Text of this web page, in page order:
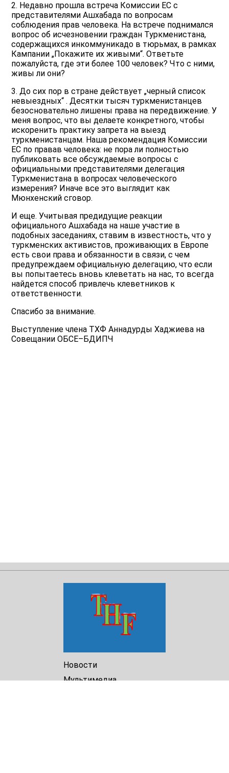
2. Недавно прошла встреча Комиссии ЕС с
представителями Ашхабада по вопросам
соблюдения прав человека. На встрече поднимался
вопрос об исчезновении граждан Туркменистана,
содержащихся инкоммуникадо в тюрьмах, в рамках
Кампании „Покажите их живыми“. Ответьте
пожалуйста, где эти более 100 человек? Что с ними,
живы ли они?
3. До сих пор в стране действует „черный список
невыездных“ . Десятки тысяч туркменистанцев
безосновательно лишены права на передвижение. У
меня вопрос, что вы делаете конкретного, чтобы
искоренить практику запрета на выезд
туркменистанцам. Наша рекомендация Комиссии
ЕС по правав человека: не пора ли полностью
публиковать все обсуждаемые вопросы с
официальными представителями делегация
Туркменистана в вопросах человеческого
измерения? Иначе все это выглядит как
Мюнхенский сговор.
И еще. Учитывая предидущие реакции
официального Ашхабада на наше участие в
подобных заседаниях, ставим в известность, что у
туркменских активистов, проживающих в Европе
есть свои права и обязанности в связи, с чем
предупреждаем официальную делегацию, что если
вы попытаетесь вновь клеветать на нас, то всегда
найдется способ привлечь клеветников к
ответственности.
Спасибо за внимание.
Выступление члена ТХФ Аннадурды Хаджиева на
Совещании ОБСЕ–БДИПЧ
Новости
Мультимедиа